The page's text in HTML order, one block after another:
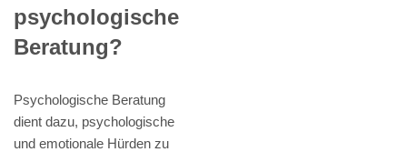
psychologische
Beratung?
Psychologische Beratung
dient dazu, psychologische
und emotionale Hürden zu